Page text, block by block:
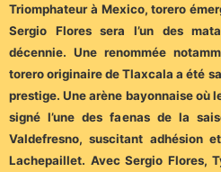
Triomphateur à Mexico, torero
Sergio Flores sera l’un des
décennie. Une renommée
torero originaire de Tlaxcala a été
prestige. Une arène bayonnaise où
signé l’une des faenas de la
Valdefresno, suscitant adhésion
Lachepaillet. Avec Sergio Flores,